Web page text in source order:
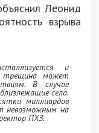
Леонид
взрыва
и
трещина может
В случае
села.
миллиардов
невозможным на
ПХЗ.